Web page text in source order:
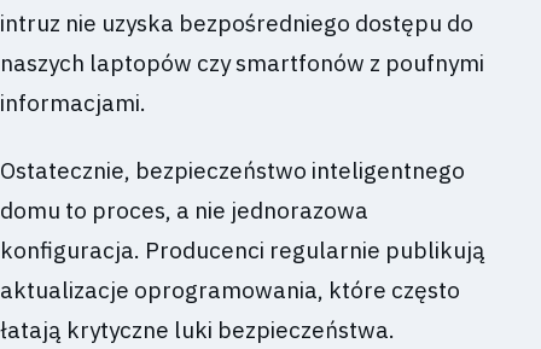
intruz nie uzyska bezpośredniego dostępu do
naszych laptopów czy smartfonów z poufnymi
informacjami.
Ostatecznie, bezpieczeństwo inteligentnego
domu to proces, a nie jednorazowa
konfiguracja. Producenci regularnie publikują
aktualizacje oprogramowania, które często
łatają krytyczne luki bezpieczeństwa.